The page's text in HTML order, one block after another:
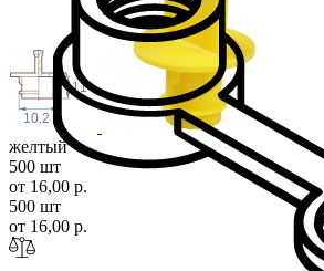
11
10.2
желтый
500 шт
от 16,00 р.
500 шт
от 16,00 р.